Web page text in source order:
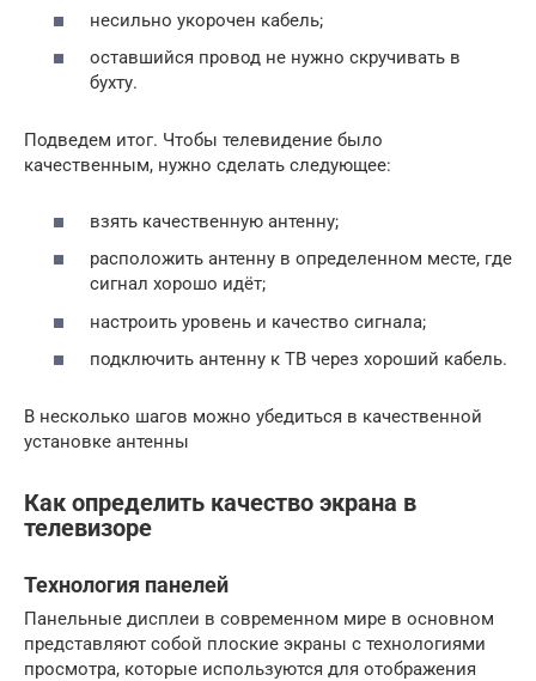
несильно укорочен кабель;
оставшийся провод не нужно скручивать в
бухту.
Подведем итог. Чтобы телевидение было
качественным, нужно сделать следующее:
взять качественную антенну;
расположить антенну в определенном месте, где
сигнал хорошо идёт;
настроить уровень и качество сигнала;
подключить антенну к ТВ через хороший кабель.
В несколько шагов можно убедиться в качественной
установке антенны
Как определить качество экрана в
телевизоре
Технология панелей
Панельные дисплеи в современном мире в основном
представляют собой плоские экраны с технологиями
просмотра, которые используются для отображения